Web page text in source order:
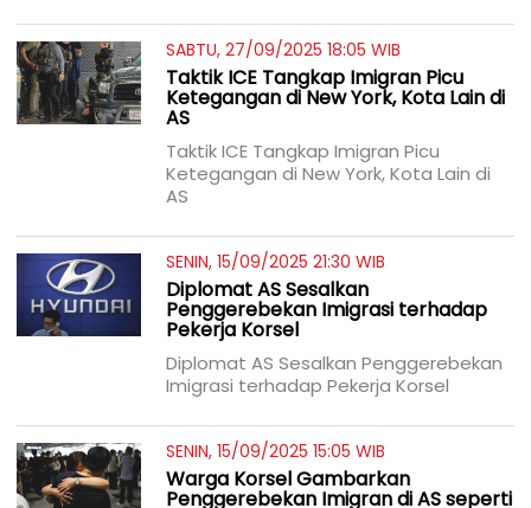
SABTU, 27/09/2025 18:05 WIB
Taktik ICE Tangkap Imigran Picu
Ketegangan di New York, Kota Lain di
AS
Taktik ICE Tangkap Imigran Picu
Ketegangan di New York, Kota Lain di
AS
SENIN, 15/09/2025 21:30 WIB
Diplomat AS Sesalkan
Penggerebekan Imigrasi terhadap
Pekerja Korsel
Diplomat AS Sesalkan Penggerebekan
Imigrasi terhadap Pekerja Korsel
SENIN, 15/09/2025 15:05 WIB
Warga Korsel Gambarkan
Penggerebekan Imigran di AS seperti